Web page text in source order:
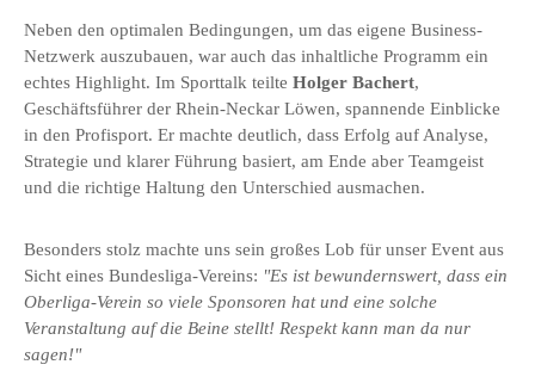
Neben den optimalen Bedingungen, um das eigene Business-
Netzwerk auszubauen, war auch das inhaltliche Programm ein
echtes Highlight. Im Sporttalk teilte Holger Bachert,
Geschäftsführer der Rhein-Neckar Löwen, spannende Einblicke
in den Profisport. Er machte deutlich, dass Erfolg auf Analyse,
Strategie und klarer Führung basiert, am Ende aber Teamgeist
und die richtige Haltung den Unterschied ausmachen.
Besonders stolz machte uns sein großes Lob für unser Event aus
Sicht eines Bundesliga-Vereins: "Es ist bewundernswert, dass ein
Oberliga-Verein so viele Sponsoren hat und eine solche
Veranstaltung auf die Beine stellt! Respekt kann man da nur
sagen!"